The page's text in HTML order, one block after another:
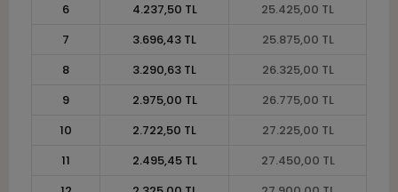
6
4.237,50 TL
25.425,00 TL
7
3.696,43 TL
25.875,00 TL
8
3.290,63 TL
26.325,00 TL
9
2.975,00 TL
26.775,00 TL
10
2.722,50 TL
27.225,00 TL
11
2.495,45 TL
27.450,00 TL